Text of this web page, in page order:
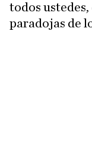
todos ustedes,
paradojas de